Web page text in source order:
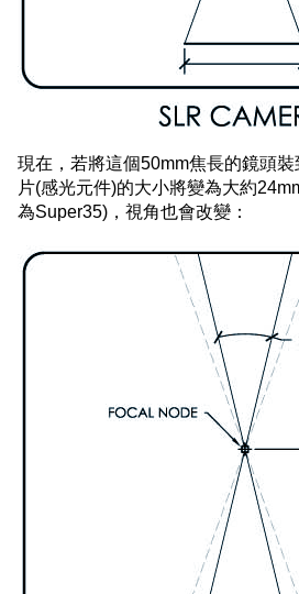
現在，若將這個50mm焦長的鏡頭
片(感光元件)的大小將變為大約
為Super35)，視角也會改變：